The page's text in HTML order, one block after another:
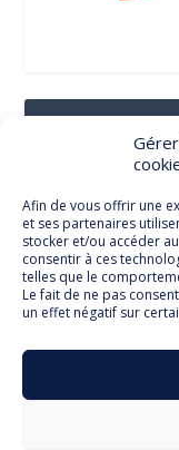
Afin de vous offrir une
et ses partenaires
stocker et/ou accéder
consentir à ces
telles que le
Le fait de ne pas
un effet négatif sur